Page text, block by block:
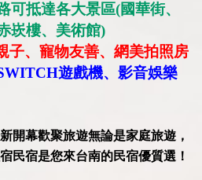
可抵達各大景區(國華街、
崁樓、美術館)
子、寵物友善、網美拍照房
遊戲機、影音娛樂
開幕歡聚旅遊無論是家庭旅遊，
民宿是您來台南的民宿優質選！